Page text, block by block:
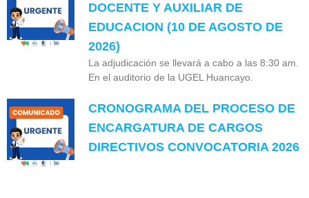
DOCENTE Y AUXILIAR DE
EDUCACION (10 DE AGOSTO DE
2026)
La adjudicación se llevará a cabo a las 8:30 am.
En el auditorio de la UGEL Huancayo.
CRONOGRAMA DEL PROCESO DE
ENCARGATURA DE CARGOS
DIRECTIVOS CONVOCATORIA 2026